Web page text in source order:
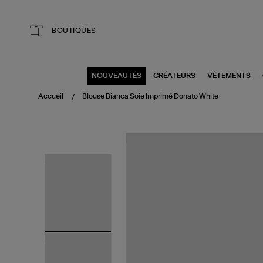
BOUTIQUES
NOUVEAUTÉS CRÉATEURS VÊTEMENTS
Accueil Blouse Bianca Soie Imprimé Donato White